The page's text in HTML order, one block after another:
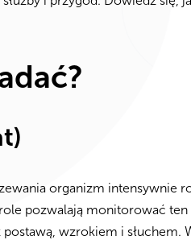
organizm intensywnie
pozwalają monitorować
wzrokiem i słuchem.